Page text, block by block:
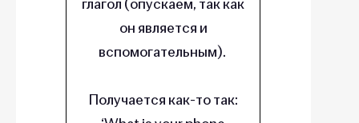
глагол (опускаем, так как
он является и
вспомогательным).
Получается как-то так: